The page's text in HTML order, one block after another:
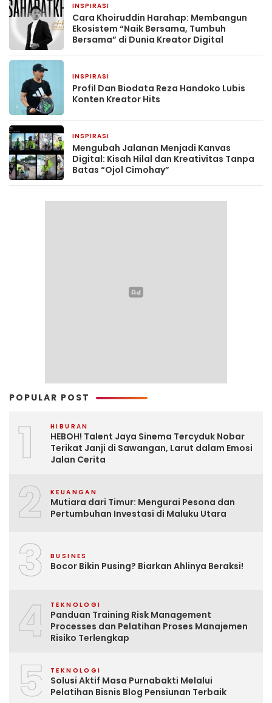
INSPIRASI
Cara Khoiruddin Harahap: Membangun
Ekosistem “Naik Bersama, Tumbuh
Bersama” di Dunia Kreator Digital
INSPIRASI
Profil Dan Biodata Reza Handoko Lubis
Konten Kreator Hits
INSPIRASI
Mengubah Jalanan Menjadi Kanvas
Digital: Kisah Hilal dan Kreativitas Tanpa
Batas “Ojol Cimohay”
POPULAR POST
1 HIBURAN
HEBOH! Talent Jaya Sinema Tercyduk Nobar
Terikat Janji di Sawangan, Larut dalam Emosi
Jalan Cerita
2 KEUANGAN
Mutiara dari Timur: Mengurai Pesona dan
Pertumbuhan Investasi di Maluku Utara
3 BUSINES
Bocor Bikin Pusing? Biarkan Ahlinya Beraksi!
4 TEKNOLOGI
Panduan Training Risk Management
Processes dan Pelatihan Proses Manajemen
Risiko Terlengkap
5 TEKNOLOGI
Solusi Aktif Masa Purnabakti Melalui
Pelatihan Bisnis Blog Pensiunan Terbaik